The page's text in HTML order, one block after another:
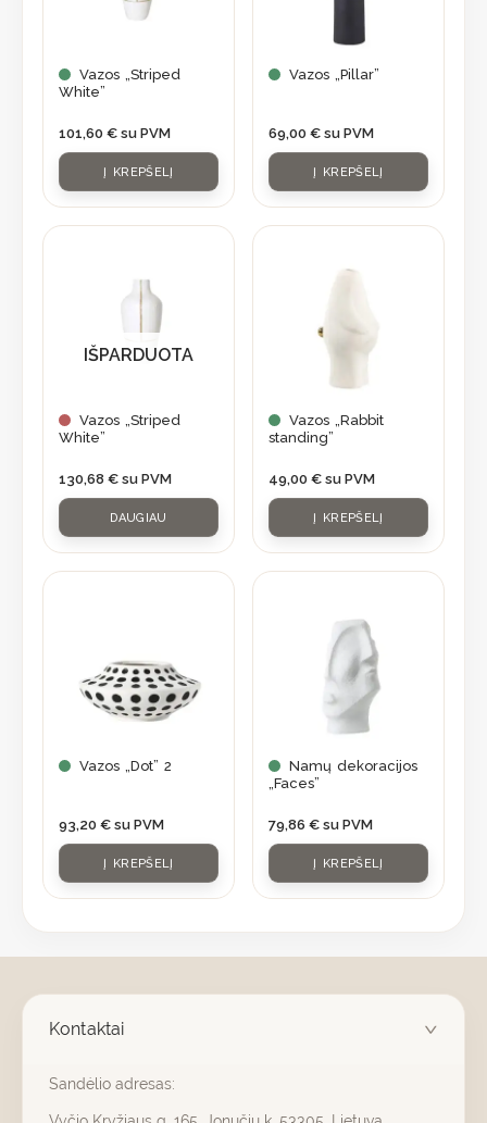
Vazos „Striped
White”
101,60 € su PVM
Į KREPŠELĮ
Vazos „Pillar”
69,00 € su PVM
Į KREPŠELĮ
IŠPARDUOTA
Vazos „Striped
White”
130,68 € su PVM
DAUGIAU
Vazos „Rabbit
standing”
49,00 € su PVM
Į KREPŠELĮ
Vazos „Dot” 2
93,20 € su PVM
Į KREPŠELĮ
Namų dekoracijos
„Faces”
79,86 € su PVM
Į KREPŠELĮ
Kontaktai
Sandėlio adresas: